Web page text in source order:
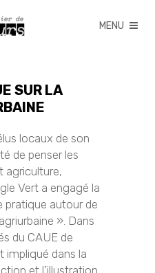
SUR LA
locaux de son
de penser les
agriculture,
Vert a engagé la
pratique autour de
». Dans
du CAUE de
impliqué dans la
et l’illustration